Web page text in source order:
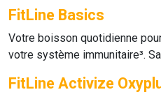
FitLine Basics
Votre boisson quotidienne
votre système immunitaire³.
FitLine Activize